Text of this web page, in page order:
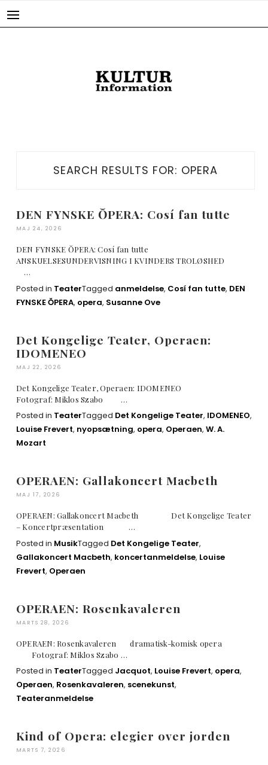
SEARCH RESULTS FOR: OPERA
DEN FYNSKE ŎPERA: Cosí fan tutte
MAJ 24, 2026
DEN FYNSKE ŎPERA: Cosí fan tutte
ANSKUELSESUNDERVISNING I KVINDERS TROLØSHED
…
Posted in TeaterTagged anmeldelse, Cosí fan tutte, DEN
FYNSKE ŎPERA, opera, Susanne Ove
Det Kongelige Teater, Operaen:
IDOMENEO
MAJ 22, 2026
Det Kongelige Teater, Operaen: IDOMENEO
Fotograf: Miklos Szabo …
Posted in TeaterTagged Det Kongelige Teater, IDOMENEO,
Louise Frevert, nyopsætning, opera, Operaen, W. A.
Mozart
OPERAEN: Gallakoncert Macbeth
MAJ 17, 2026
OPERAEN: Gallakoncert Macbeth Det Kongelige Teater
– Koncertpræsentation …
Posted in MusikTagged Det Kongelige Teater,
Gallakoncert Macbeth, koncertanmeldelse, Louise
Frevert, Operaen
OPERAEN: Rosenkavaleren
MARTS 28, 2026
OPERAEN: Rosenkavaleren dramatisk-komisk opera
Fotograf: Miklos Szabo …
Posted in TeaterTagged Jacquot, Louise Frevert, opera,
Operaen, Rosenkavaleren, scenekunst,
Teateranmeldelse
Kind of Opera: elegier over jorden
MARTS 7, 2026